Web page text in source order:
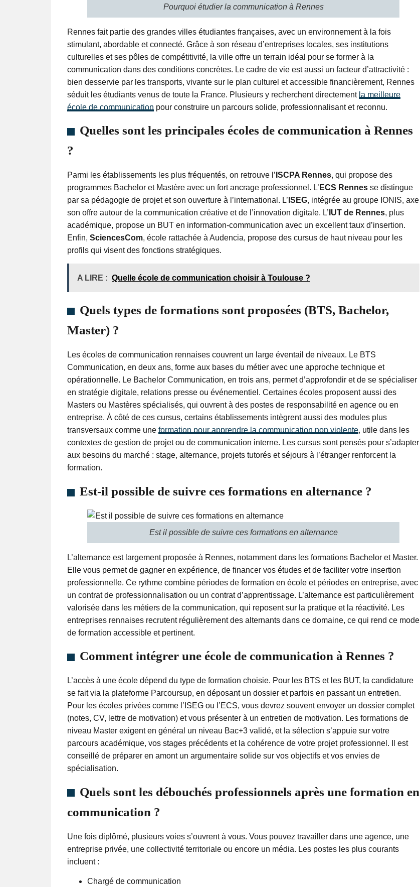
Pourquoi étudier la communication à Rennes
Rennes fait partie des grandes villes étudiantes françaises, avec un environnement à la fois
stimulant, abordable et connecté. Grâce à son réseau d’entreprises locales, ses institutions
culturelles et ses pôles de compétitivité, la ville offre un terrain idéal pour se former à la
communication dans des conditions concrètes. Le cadre de vie est aussi un facteur d’attractivité :
bien desservie par les transports, vivante sur le plan culturel et accessible financièrement, Rennes
séduit les étudiants venus de toute la France. Plusieurs y recherchent directement la meilleure
école de communication pour construire un parcours solide, professionnalisant et reconnu.
Quelles sont les principales écoles de communication à Rennes
?
Parmi les établissements les plus fréquentés, on retrouve l’ ISCPA Rennes, qui propose des
programmes Bachelor et Mastère avec un fort ancrage professionnel. L’ ECS Rennes se distingue
par sa pédagogie de projet et son ouverture à l’international. L’ ISEG, intégrée au groupe IONIS, axe
son offre autour de la communication créative et de l’innovation digitale. L’ IUT de Rennes, plus
académique, propose un BUT en information-communication avec un excellent taux d’insertion.
Enfin, SciencesCom, école rattachée à Audencia, propose des cursus de haut niveau pour les
profils qui visent des fonctions stratégiques.
A LIRE : Quelle école de communication choisir à Toulouse ?
Quels types de formations sont proposées (BTS, Bachelor,
Master) ?
Les écoles de communication rennaises couvrent un large éventail de niveaux. Le BTS
Communication, en deux ans, forme aux bases du métier avec une approche technique et
opérationnelle. Le Bachelor Communication, en trois ans, permet d’approfondir et de se spécialiser
en stratégie digitale, relations presse ou événementiel. Certaines écoles proposent aussi des
Masters ou Mastères spécialisés, qui ouvrent à des postes de responsabilité en agence ou en
entreprise. À côté de ces cursus, certains établissements intègrent aussi des modules plus
transversaux comme une formation pour apprendre la communication non violente, utile dans les
contextes de gestion de projet ou de communication interne. Les cursus sont pensés pour s’adapter
aux besoins du marché : stage, alternance, projets tutorés et séjours à l’étranger renforcent la
formation.
Est-il possible de suivre ces formations en alternance ?
Est il possible de suivre ces formations en alternance
L’alternance est largement proposée à Rennes, notamment dans les formations Bachelor et Master.
Elle vous permet de gagner en expérience, de financer vos études et de faciliter votre insertion
professionnelle. Ce rythme combine périodes de formation en école et périodes en entreprise, avec
un contrat de professionnalisation ou un contrat d’apprentissage. L’alternance est particulièrement
valorisée dans les métiers de la communication, qui reposent sur la pratique et la réactivité. Les
entreprises rennaises recrutent régulièrement des alternants dans ce domaine, ce qui rend ce mode
de formation accessible et pertinent.
Comment intégrer une école de communication à Rennes ?
L’accès à une école dépend du type de formation choisie. Pour les BTS et les BUT, la candidature
se fait via la plateforme Parcoursup, en déposant un dossier et parfois en passant un entretien.
Pour les écoles privées comme l’ISEG ou l’ECS, vous devrez souvent envoyer un dossier complet
(notes, CV, lettre de motivation) et vous présenter à un entretien de motivation. Les formations de
niveau Master exigent en général un niveau Bac+3 validé, et la sélection s’appuie sur votre
parcours académique, vos stages précédents et la cohérence de votre projet professionnel. Il est
conseillé de préparer en amont un argumentaire solide sur vos objectifs et vos envies de
spécialisation.
Quels sont les débouchés professionnels après une formation en
communication ?
Une fois diplômé, plusieurs voies s’ouvrent à vous. Vous pouvez travailler dans une agence, une
entreprise privée, une collectivité territoriale ou encore un média. Les postes les plus courants
incluent :
Chargé de communication